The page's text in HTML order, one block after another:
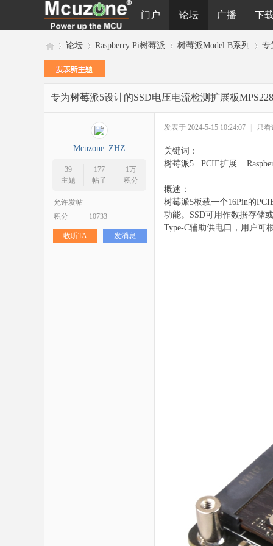
门户 论坛 广播 下
M »
论坛
›
Raspberry Pi树莓派
›
树莓派Model B系列
›
专
专为树莓派5设计的SSD电压电流检测扩展板
Mcuzone_ZHZ
39
主题
177
帖子
1万
积分
允许发帖
积分
10733
收听TA 发消息
发表于 2024-5-15 10:24:07 只看
关键词：
树莓派5 PCIE扩展
概述：
树莓派5板载一个16Pin的
功能。SSD可用作数据存储
Type-C辅助供电口，用户可